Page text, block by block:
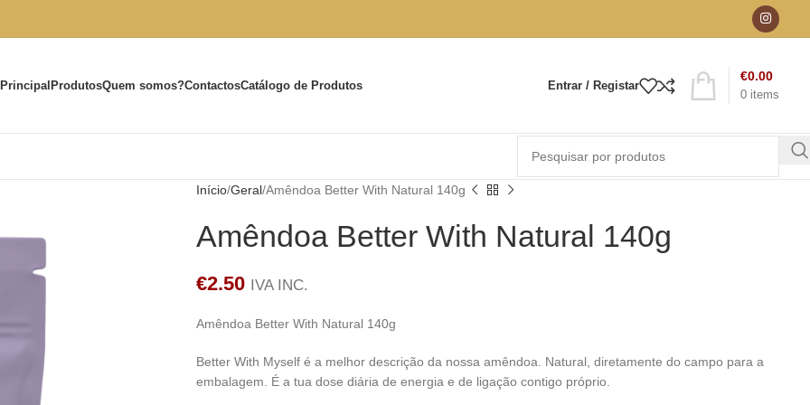
ProdutosQuem somos?ContactosCatálogo de Produtos Entrar / Registar
0 items
€0.00
Início Geral Amêndoa Better With Natural 140g
Amêndoa Better With Natural 140g
€2.50 IVA INC.
Amêndoa Better With Natural 140g
Better With Myself é a melhor descrição da nossa amêndoa. Natural, diretamente do campo para a
embalagem. É a tua dose diária de energia e de ligação contigo próprio.